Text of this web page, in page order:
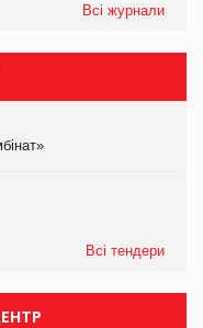
Всі журнали
Всі тендери